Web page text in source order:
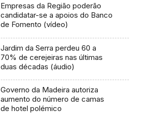
Empresas da Região poderão
candidatar-se a apoios do Banco
de Fomento (vídeo)
Jardim da Serra perdeu 60 a
70% de cerejeiras nas últimas
duas décadas (áudio)
Governo da Madeira autoriza
aumento do número de camas
de hotel polémico